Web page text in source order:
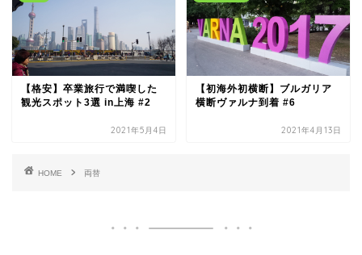
【格安】卒業旅行で満喫した
観光スポット3選 in上海 #2
2021年5月4日
【初海外初横断】ブルガリア
横断ヴァルナ到着 #6
2021年4月13日
HOME 両替